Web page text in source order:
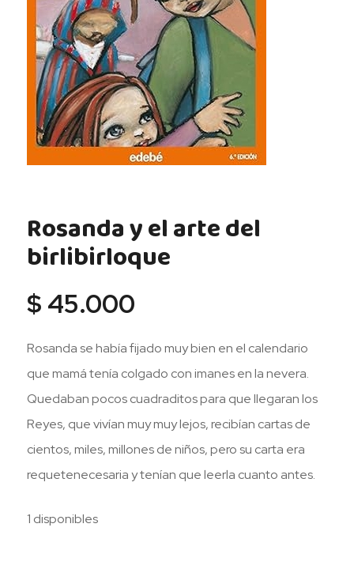
Rosanda y el arte del
birlibirloque
$ 45.000
Rosanda se había fijado muy bien en el calendario
que mamá tenía colgado con imanes en la nevera.
Quedaban pocos cuadraditos para que llegaran los
Reyes, que vivían muy muy lejos, recibían cartas de
cientos, miles, millones de niños, pero su carta era
requetenecesaria y tenían que leerla cuanto antes.
1 disponibles